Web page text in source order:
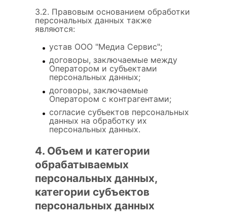
3.2. Правовым основанием обработки
персональных данных также
являются:
устав ООО "Медиа Сервис";
договоры, заключаемые между
Оператором и субъектами
персональных данных;
договоры, заключаемые
Оператором с контрагентами;
согласие субъектов персональных
данных на обработку их
персональных данных.
4. Объем и категории
обрабатываемых
персональных данных,
категории субъектов
персональных данных